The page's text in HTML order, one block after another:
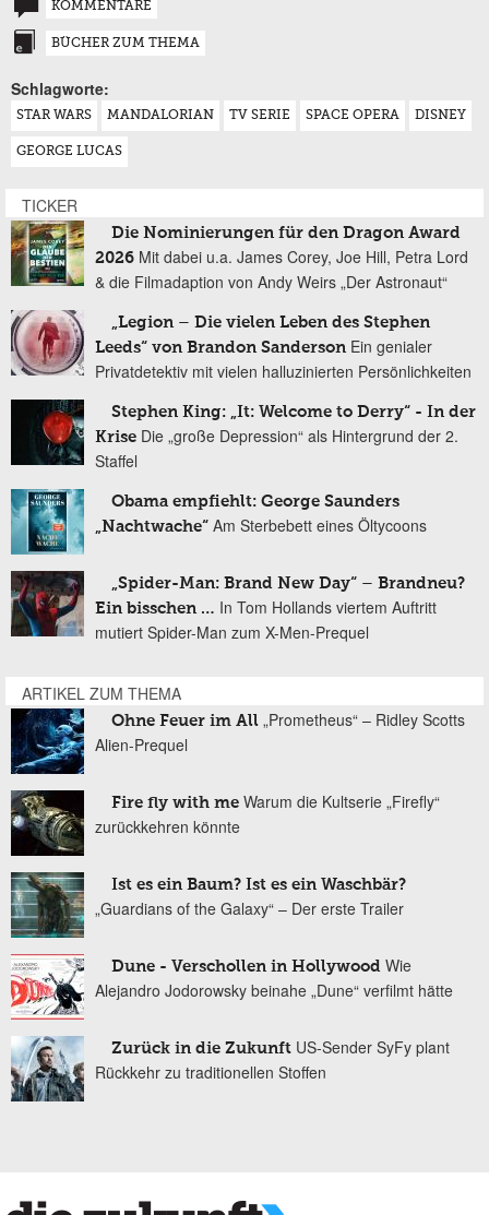
KOMMENTARE
BÜCHER ZUM THEMA
Schlagworte:
STAR WARS MANDALORIAN TV SERIE SPACE OPERA DISNEY
GEORGE LUCAS
TICKER
Die Nominierungen für den Dragon Award
2026 Mit dabei u.a. James Corey, Joe Hill, Petra Lord
& die Filmadaption von Andy Weirs „Der Astronaut“
„Legion – Die vielen Leben des Stephen
Leeds“ von Brandon Sanderson Ein genialer
Privatdetektiv mit vielen halluzinierten Persönlichkeiten
Stephen King: „It: Welcome to Derry“ - In der
Krise Die „große Depression“ als Hintergrund der 2.
Staffel
Obama empfiehlt: George Saunders
„Nachtwache“ Am Sterbebett eines Öltycoons
„Spider-Man: Brand New Day“ – Brandneu?
Ein bisschen … In Tom Hollands viertem Auftritt
mutiert Spider-Man zum X-Men-Prequel
ARTIKEL ZUM THEMA
Ohne Feuer im All „Prometheus“ – Ridley Scotts
Alien-Prequel
Fire fly with me Warum die Kultserie „Firefly“
zurückkehren könnte
Ist es ein Baum? Ist es ein Waschbär?
„Guardians of the Galaxy“ – Der erste Trailer
Dune - Verschollen in Hollywood Wie
Alejandro Jodorowsky beinahe „Dune“ verfilmt hätte
Zurück in die Zukunft US-Sender SyFy plant
Rückkehr zu traditionellen Stoffen